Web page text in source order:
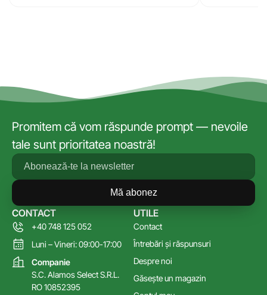
Promitem că vom răspunde prompt — nevoile
tale sunt prioritatea noastră!
Mă abonez
UTILE
Contact
Întrebări și răspunsuri
Despre noi
Găsește un magazin
CONTACT
+40 748 125 052
Luni – Vineri: 09:00-17:00
Companie
S.C. Alamos Select S.R.L.
RO 10852395